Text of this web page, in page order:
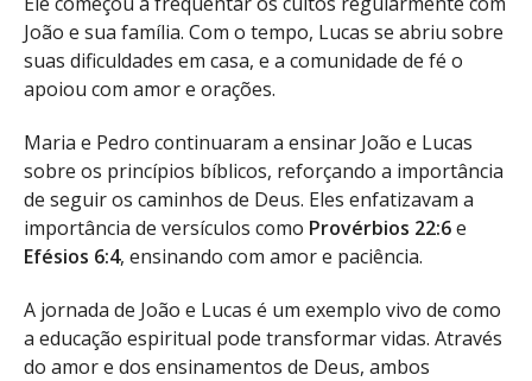
João e sua família. Com o tempo, Lucas se abriu sobre
suas dificuldades em casa, e a comunidade de fé o
apoiou com amor e orações.
Maria e Pedro continuaram a ensinar João e Lucas
sobre os princípios bíblicos, reforçando a importância
de seguir os caminhos de Deus. Eles enfatizavam a
importância de versículos como Provérbios 22:6e
Efésios 6:4, ensinando com amor e paciência.
A jornada de João e Lucas é um exemplo vivo de como
a educação espiritual pode transformar vidas. Através
do amor e dos ensinamentos de Deus, ambos